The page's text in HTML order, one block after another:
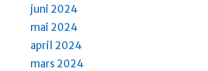
i
o
n
juni 2024
mai 2024
april 2024
mars 2024